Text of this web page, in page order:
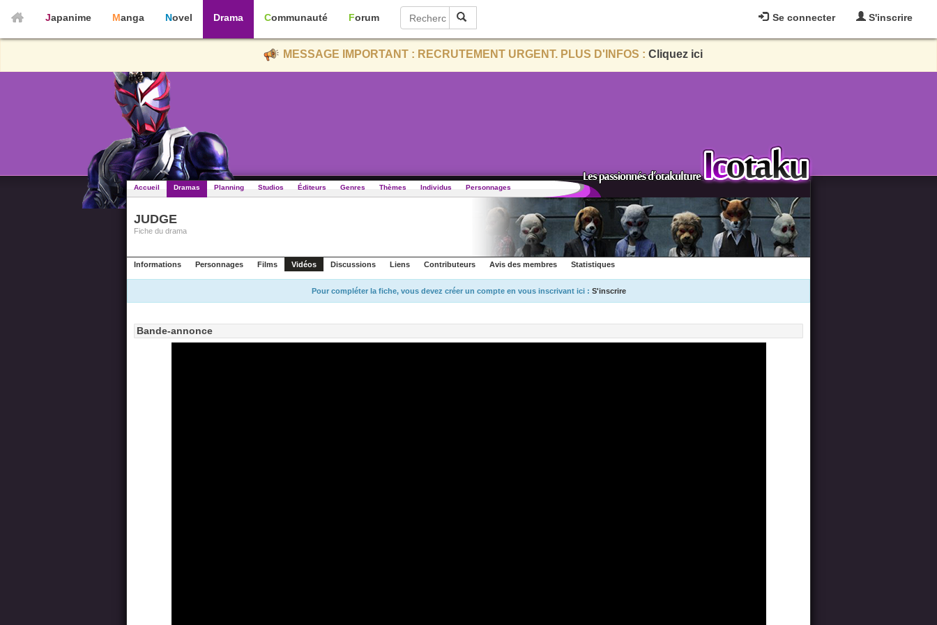
Se connecter S'inscrire
Japanime Manga Novel Drama Communauté Forum
MESSAGE IMPORTANT : RECRUTEMENT URGENT. PLUS D'INFOS : Cliquez ici
Accueil Dramas Planning Studios Éditeurs Genres Thèmes Individus Personnages
JUDGE
Fiche du drama
Informations Personnages Films Vidéos Discussions Liens Contributeurs Avis des membres Statistiques
Pour compléter la fiche, vous devez créer un compte en vous inscrivant ici : S'inscrire
Bande-annonce